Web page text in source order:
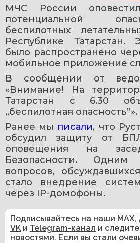
МЧС России
потенциальной
беспилотных
Республике Татарстан.
было распространено
мобильное приложение
В сообщении от
«Внимание! На
Татарстан с 6.30
„беспилотная опасность”».
Ранее мы писали, что
обсудил защиту от
оповещения на
Безопасности.
вопросов,
стало внедрение
через IP-домофоны.
Подписывайтесь на наши MAX,
VK и Telegram-канал и
новостями. Если вы стали